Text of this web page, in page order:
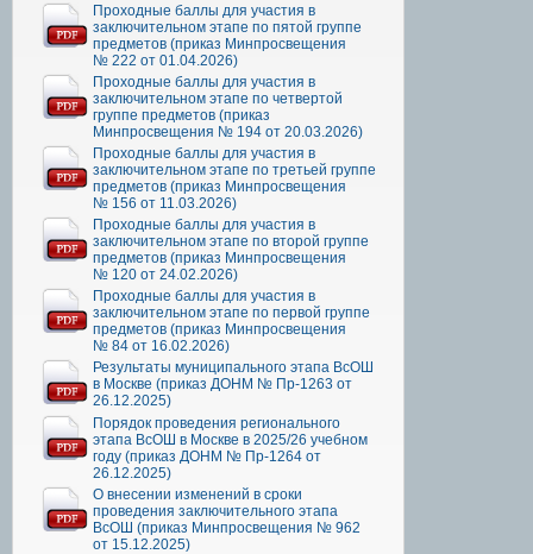
Проходные баллы для участия в
заключительном этапе по пятой группе
предметов (приказ Минпросвещения
№ 222 от 01.04.2026)
Проходные баллы для участия в
заключительном этапе по четвертой
группе предметов (приказ
Минпросвещения № 194 от 20.03.2026)
Проходные баллы для участия в
заключительном этапе по третьей группе
предметов (приказ Минпросвещения
№ 156 от 11.03.2026)
Проходные баллы для участия в
заключительном этапе по второй группе
предметов (приказ Минпросвещения
№ 120 от 24.02.2026)
Проходные баллы для участия в
заключительном этапе по первой группе
предметов (приказ Минпросвещения
№ 84 от 16.02.2026)
Результаты муниципального этапа ВсОШ
в Москве (приказ ДОНМ № Пр-1263 от
26.12.2025)
Порядок проведения регионального
этапа ВсОШ в Москве в 2025/26 учебном
году (приказ ДОНМ № Пр-1264 от
26.12.2025)
О внесении изменений в сроки
проведения заключительного этапа
ВсОШ (приказ Минпросвещения № 962
от 15.12.2025)